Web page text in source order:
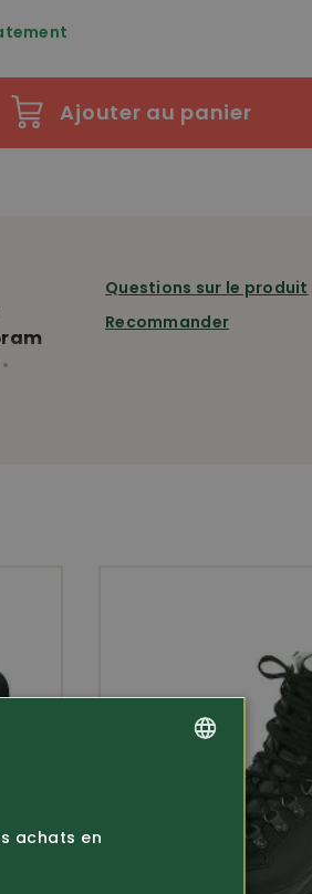
Ajouter au panier
Questions sur le produit
Recommander
achats en